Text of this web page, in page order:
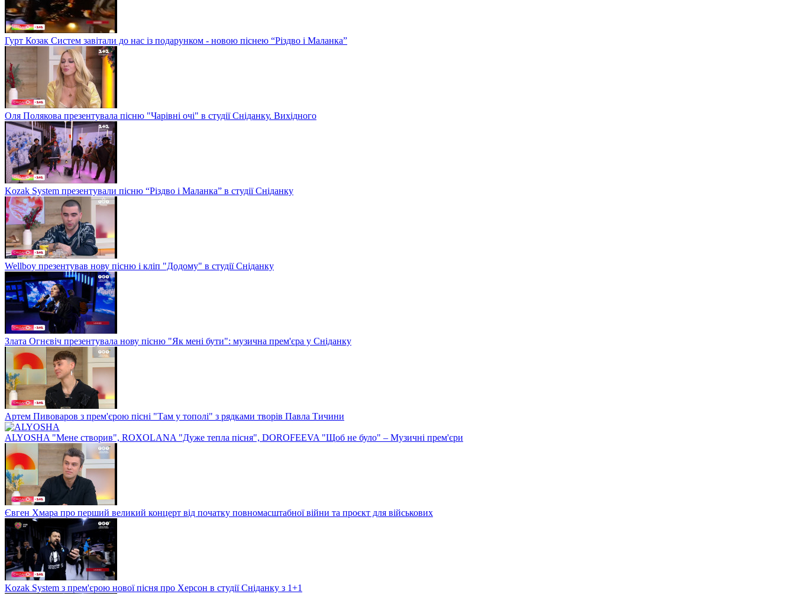
Гурт Козак Систем завітали до нас із подарунком - новою піснею “Різдво і Маланка”
Оля Полякова презентувала пісню "Чарівні очі" в студії Сніданку. Вихідного
Kozak System презентували пісню “Різдво і Маланка” в студії Сніданку
Wellboy презентував нову пісню і кліп "Додому" в студії Сніданку
Злата Огнєвіч презентувала нову пісню "Як мені бути": музична прем'єра у Сніданку
Артем Пивоваров з прем'єрою пісні "Там у тополі" з рядками творів Павла Тичини
ALYOSHA "Мене створив", ROXOLANA "Дуже тепла пісня", DOROFEEVA "Щоб не було" – Музичні прем'єри
Євген Хмара про перший великий концерт від початку повномасштабної війни та проєкт для військових
Kozak System з прем'єрою нової пісня про Херсон в студії Сніданку з 1+1